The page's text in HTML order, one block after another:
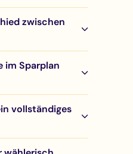
zwischen
im Sparplan
vollständiges